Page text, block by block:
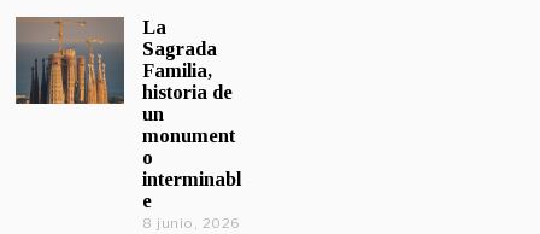
La
Sagrada
Familia,
historia de
un
monument
o
interminabl
e
8 junio, 2026